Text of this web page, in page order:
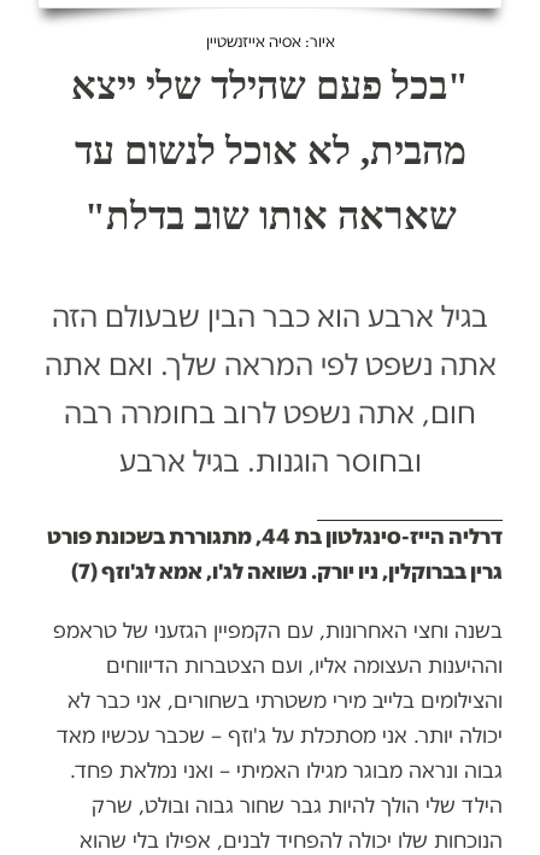
איור: אסיה אייזנשטיין
"בכל פעם שהילד שלי ייצא
מהבית, לא אוכל לנשום עד
שאראה אותו שוב בדלת"
בגיל ארבע הוא כבר הבין שבעולם הזה
אתה נשפט לפי המראה שלך. ואם אתה
חום, אתה נשפט לרוב בחומרה רבה
ובחוסר הוגנות. בגיל ארבע
דרליה הייז-סינגלטון בת 44, מתגוררת בשכונת פורט
גרין בברוקלין, ניו יורק. נשואה לג'ו, אמא לג'וזף (7)
בשנה וחצי האחרונות, עם הקמפיין הגזעני של טראמפ
וההיענות העצומה אליו, ועם הצטברות הדיווחים
והצילומים בלייב מירי משטרתי בשחורים, אני כבר לא
יכולה יותר. אני מסתכלת על ג'וזף – שכבר עכשיו מאד
גבוה ונראה מבוגר מגילו האמיתי – ואני נמלאת פחד.
הילד שלי הולך להיות גבר שחור גבוה ובולט, שרק
הנוכחות שלו יכולה להפחיד לבנים, אפילו בלי שהוא